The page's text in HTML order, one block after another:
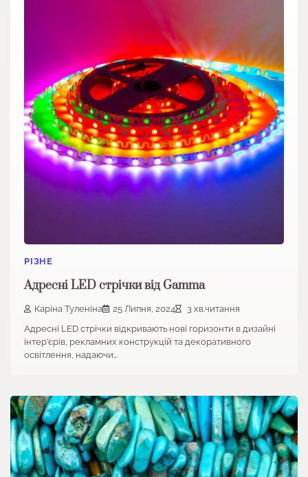
РІЗНЕ
Адресні LED стрічки від Gamma
Каріна Туленіна 25 Липня, 2024
3 хв.читання
Адресні LED стрічки відкривають нові горизонти в дизайні
інтер’єрів, рекламних конструкцій та декоративного
освітлення, надаючи…